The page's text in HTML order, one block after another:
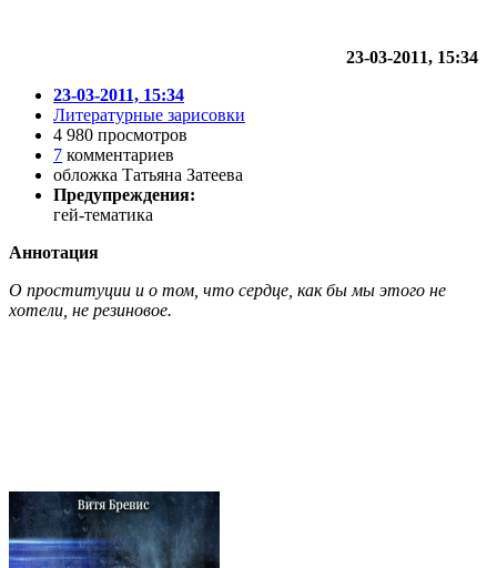
23-03-2011, 15:34
23-03-2011, 15:34
Литературные зарисовки
4 980 просмотров
7 комментариев
обложка Татьяна Затеева
Предупреждения:
гей-тематика
Аннотация
О проституции и о том, что сердце, как бы мы этого не
хотели, не резиновое.